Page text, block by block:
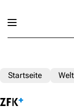
Startseite Welt